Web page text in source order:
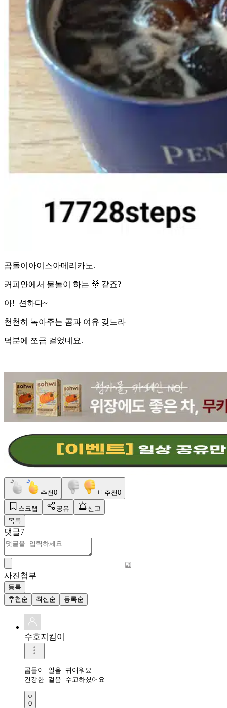
곰돌이아이스아메리카노.
커피안에서 물놀이 하는 🐻 같죠?
아! 션하다~
천천히 녹아주는 곰과 여유 갖느라
덕분에 쪼금 걸었네요.
추천0 비추천0
스크랩 공유
신고
목록
댓글7
사진첨부
등록
추천순
최신순 등록순
수호지킴이
곰돌이 얼음 귀여워요
건강한 걸음 수고하셨어요
0